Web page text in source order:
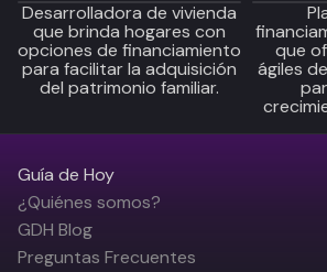
Desarrolladora de vivienda
que brinda hogares con
opciones de financiamiento
para facilitar la adquisición
del patrimonio familiar.
que
ágiles
Guía de Hoy
¿Quiénes somos?
GDH Blog
Preguntas Frecuentes